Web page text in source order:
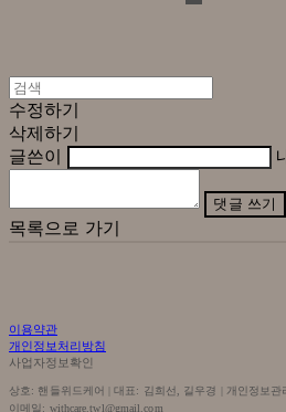
수정하기
삭제하기
글쓴이
댓글 쓰기
목록으로 가기
이용약관
개인정보처리방침
사업자정보확인
상호: 핸들위드케어 | 대표: 김희선, 길우경 | 개인정보관
이메일: withcare.twl@gmail.com